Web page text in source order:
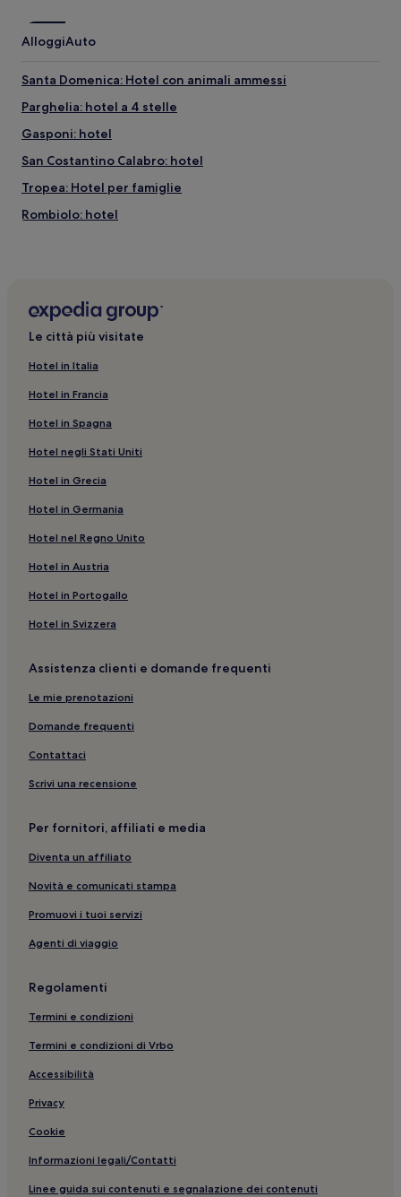
AlloggiAuto
Santa Domenica: Hotel con animali ammessi
Parghelia: hotel a 4 stelle
Gasponi: hotel
San Costantino Calabro: hotel
Tropea: Hotel per famiglie
Rombiolo: hotel
Zambrone: Hotel sulla spiaggia
Tropea: hotel
Pannaconi: hotel
Stazione di Zambrone: hotel nelle vicinanze
Marina di Zambrone: hotel a 4 stelle
San Leo: hotel
Ricadi: Inn
Santa Domenica: Hotel sulla spiaggia
Parghelia: Hotel per famiglie
Marina di Zambrone: Hotel per famiglie
Tropea: Appartamenti
Riaci: Hotel con parcheggio
Tropea: Hotel con palestra
Vibo Valentia: Hotel sulla spiaggia
Vena: hotel
Tropea: Hotel sulla spiaggia
Triparni: hotel
Marina di Zambrone: Hotel sulla spiaggia
Briatico: Hotel per famiglie
Parghelia: Hotel con parcheggio
Tropea: Hotel con piscina
Zambrone: Hotel con parcheggio
Zambrone: B&B
Fitili: hotel
Marina di Zambrone: Hotel di lusso
Parghelia: Hotel con piscina
Spilinga: hotel
Cessaniti: hotel
Santa Domenica: Hotel con parcheggio
Zambrone: hotel
Le città più visitate
Hotel in Italia
Hotel in Francia
Hotel in Spagna
Hotel negli Stati Uniti
Hotel in Grecia
Hotel in Germania
Hotel nel Regno Unito
Hotel in Austria
Hotel in Portogallo
Hotel in Svizzera
Assistenza clienti e domande frequenti
Le mie prenotazioni
Domande frequenti
Contattaci
Scrivi una recensione
Per fornitori, affiliati e media
Diventa un affiliato
Novità e comunicati stampa
Promuovi i tuoi servizi
Agenti di viaggio
Regolamenti
Termini e condizioni
Termini e condizioni di Vrbo
Accessibilità
Privacy
Cookie
Informazioni legali/Contatti
Linee guida sui contenuti e segnalazione dei contenuti